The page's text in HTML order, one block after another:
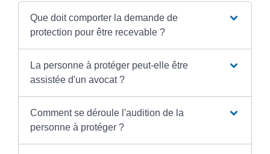
Que doit comporter la demande de
protection pour être recevable ?
La personne à protéger peut-elle être
assistée d'un avocat ?
Comment se déroule l'audition de la
personne à protéger ?